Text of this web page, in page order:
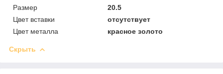
Размер
20.5
Цвет вставки
отсутствует
Цвет металла
красное золото
Скрыть